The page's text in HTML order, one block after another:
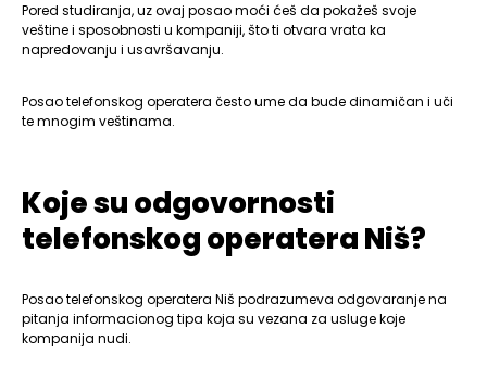
Pored studiranja, uz ovaj posao moći ćeš da pokažeš svoje
veštine i sposobnosti u kompaniji, što ti otvara vrata ka
napredovanju i usavršavanju.
Posao telefonskog operatera često ume da bude dinamičan i uči
te mnogim veštinama.
Koje su odgovornosti
telefonskog operatera Niš?
Posao telefonskog operatera Niš podrazumeva odgovaranje na
pitanja informacionog tipa koja su vezana za usluge koje
kompanija nudi.